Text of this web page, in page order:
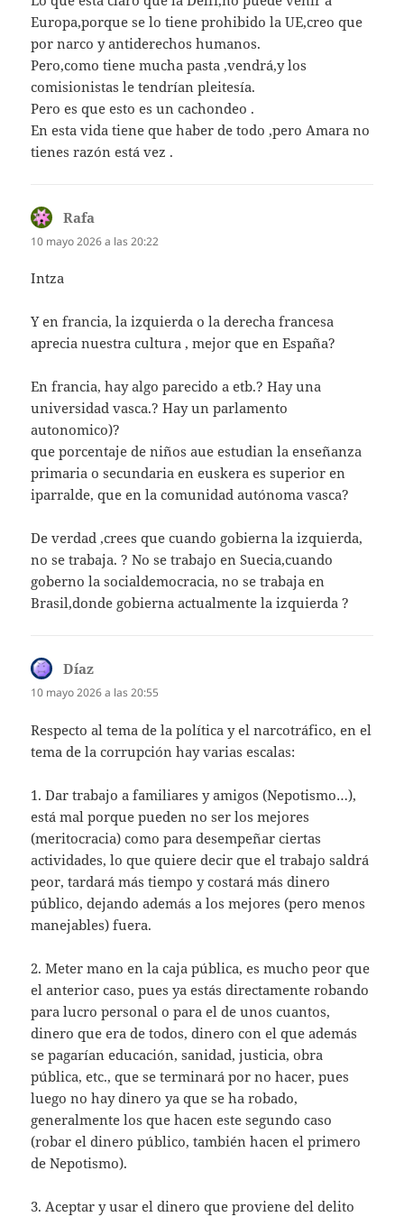
Europa,porque se lo tiene prohibido la UE,creo que
por narco y antiderechos humanos.
Pero,como tiene mucha pasta ,vendrá,y los
comisionistas le tendrían pleitesía.
Pero es que esto es un cachondeo .
En esta vida tiene que haber de todo ,pero Amara no
tienes razón está vez .
Rafa
10 mayo 2026 a las 20:22
Intza
Y en francia, la izquierda o la derecha francesa
aprecia nuestra cultura , mejor que en España?
En francia, hay algo parecido a etb.? Hay una
universidad vasca.? Hay un parlamento
autonomico)?
que porcentaje de niños aue estudian la enseñanza
primaria o secundaria en euskera es superior en
iparralde, que en la comunidad autónoma vasca?
De verdad ,crees que cuando gobierna la izquierda,
no se trabaja. ? No se trabajo en Suecia,cuando
goberno la socialdemocracia, no se trabaja en
Brasil,donde gobierna actualmente la izquierda ?
Díaz
10 mayo 2026 a las 20:55
Respecto al tema de la política y el narcotráfico, en el
tema de la corrupción hay varias escalas:
1. Dar trabajo a familiares y amigos (Nepotismo…),
está mal porque pueden no ser los mejores
(meritocracia) como para desempeñar ciertas
actividades, lo que quiere decir que el trabajo saldrá
peor, tardará más tiempo y costará más dinero
público, dejando además a los mejores (pero menos
manejables) fuera.
2. Meter mano en la caja pública, es mucho peor que
el anterior caso, pues ya estás directamente robando
para lucro personal o para el de unos cuantos,
dinero que era de todos, dinero con el que además
se pagarían educación, sanidad, justicia, obra
pública, etc., que se terminará por no hacer, pues
luego no hay dinero ya que se ha robado,
generalmente los que hacen este segundo caso
(robar el dinero público, también hacen el primero
de Nepotismo).
3. Aceptar y usar el dinero que proviene del delito